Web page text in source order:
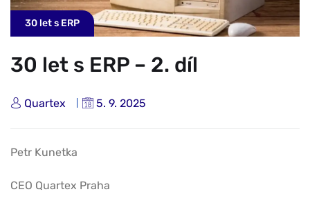
30 let s ERP
30 let s ERP – 2. díl
Quartex 5. 9. 2025
Petr Kunetka
CEO Quartex Praha